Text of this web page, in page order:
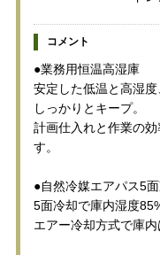
コメント
●業務用恒温高湿庫
安定した低温と高湿
しっかりとキープ。
計画仕入れと作業の
す。
●自然冷媒エアパス5
5面冷却で庫内湿度
エアー冷却方式で庫内